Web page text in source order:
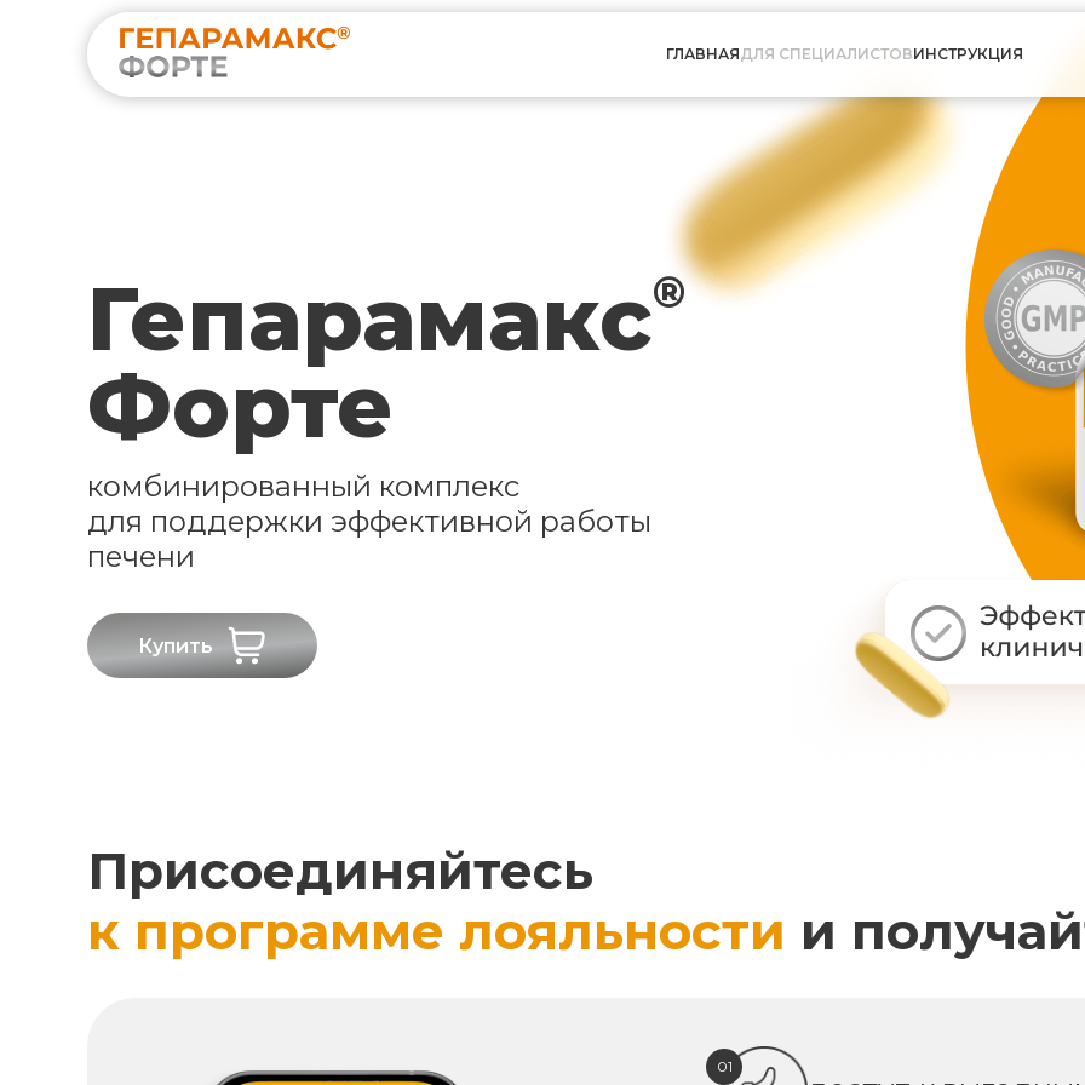
ГЛАВНАЯДЛЯ СПЕЦИАЛИСТОВИНСТРУКЦИЯ
Гепарамакс®
Форте
комбинированный комплекс
для поддержки эффективной работы
печени
Купить
Присоединяйтесь
к программе лояльности и
01